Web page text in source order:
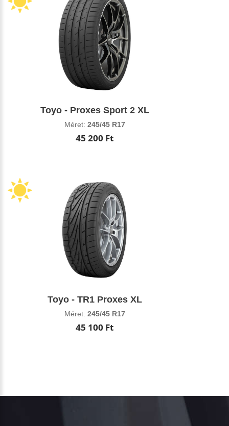
Toyo - Proxes Sport 2 XL
Méret: 245/45 R17
45 200 Ft
Toyo - TR1 Proxes XL
Méret: 245/45 R17
45 100 Ft